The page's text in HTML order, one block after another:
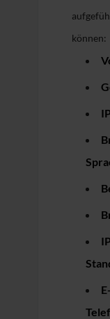
können: